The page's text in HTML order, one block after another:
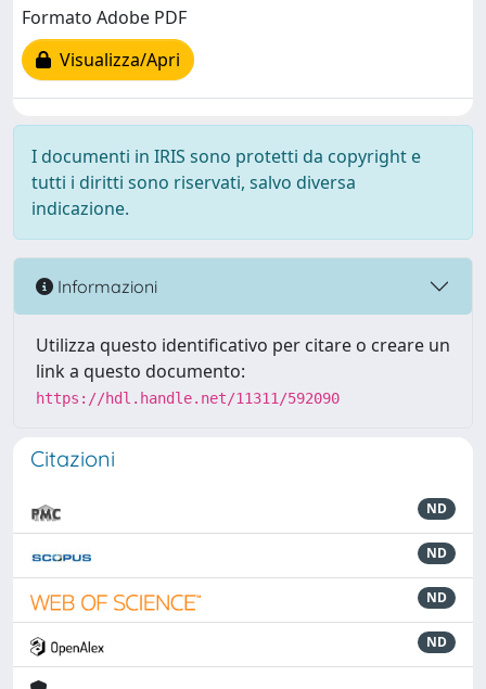
Formato Adobe PDF
Visualizza/Apri
I documenti in IRIS sono protetti da copyright e
tutti i diritti sono riservati, salvo diversa
indicazione.
Informazioni
Utilizza questo identificativo per citare o creare un
link a questo documento:
https://hdl.handle.net/11311/592090
Citazioni
ND
ND
ND
ND